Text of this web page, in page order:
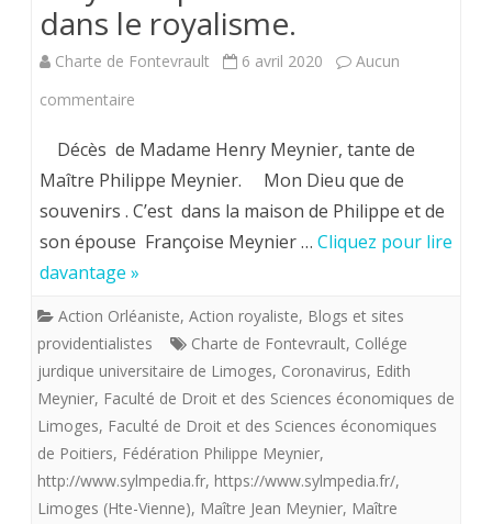
29
j’y
trouvé
des
motifs
dans le royalisme.
Charte de Fontevrault 6 avril 2020
Aucun
commentaire
dans
la
famille
m’accueillit
dans
le
royalisme.
Décès de Madame Henry Meynier, tante de
Maître Philippe Meynier. Mon Dieu que de
souvenirs . C’est dans la maison de Philippe et de
son épouse Françoise Meynier … Cliquez pour lire
davantage »
Action Orléaniste, Action royaliste, Blogs et sites
providentialistes
Charte de Fontevrault, Collége
jurdique universitaire de Limoges, Coronavirus, Edith
Meynier, Faculté de Droit et des Sciences économiques de
Limoges, Faculté de Droit et des Sciences économiques
de Poitiers, Fédération Philippe Meynier,
http://www.sylmpedia.fr, https://www.sylmpedia.fr/,
Limoges (Hte-Vienne), Maître Jean Meynier, Maître